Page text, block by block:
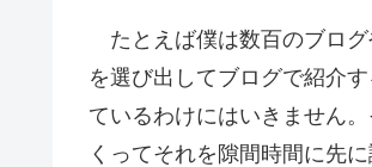
たとえば僕は数百のブログ
を選び出してブログで紹介
ているわけにはいきません
くってそれを隙間時間に先